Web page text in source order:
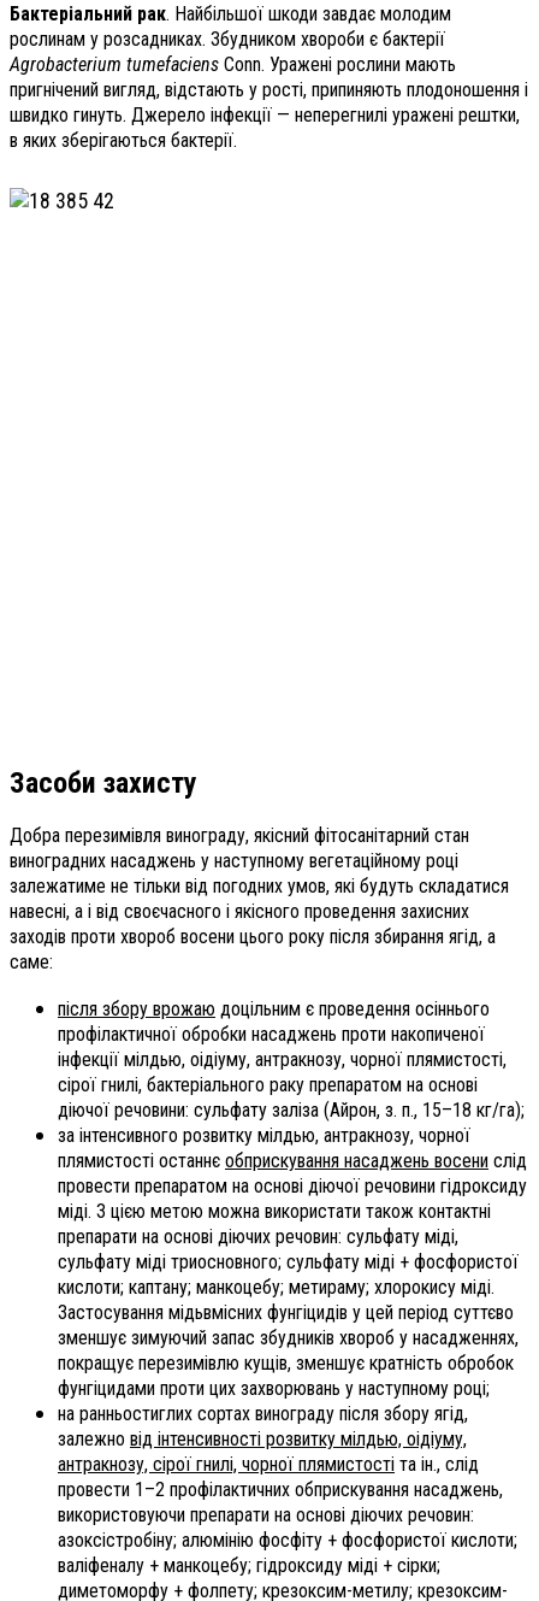
Бактеріальний рак. Найбільшої шкоди завдає молодим
рослинам у розсадниках. Збудником хвороби є бактерії
Agrobacterium tumefaciens Conn. Уражені рослини мають
пригнічений вигляд, відстають у рості, припиняють плодоношення і
швидко гинуть. Джерело інфекції — неперегнилі уражені рештки,
в яких зберігаються бактерії.
Засоби захисту
Добра перезимівля винограду, якісний фітосанітарний стан
виноградних насаджень у наступному вегетаційному році
залежатиме не тільки від погодних умов, які будуть складатися
навесні, а і від своєчасного і якісного проведення захисних
заходів проти хвороб восени цього року після збирання ягід, а
саме:
після збору врожаю доцільним є проведення осіннього
профілактичної обробки насаджень проти накопиченої
інфекції мілдью, оідіуму, антракнозу, чорної плямистості,
сірої гнилі, бактеріального раку препаратом на основі
діючої речовини: сульфату заліза (Айрон, з. п., 15–18 кг/га);
за інтенсивного розвитку мілдью, антракнозу, чорної
плямистості останнє обприскування насаджень восени слід
провести препаратом на основі діючої речовини гідроксиду
міді. З цією метою можна використати також контактні
препарати на основі діючих речовин: сульфату міді,
сульфату міді триосновного; сульфату міді + фосфористої
кислоти; каптану; манкоцебу; метираму; хлорокису міді.
Застосування мідьвмісних фунгіцидів у цей період суттєво
зменшує зимуючий запас збудників хвороб у насадженнях,
покращує перезимівлю кущів, зменшує кратність обробок
фунгіцидами проти цих захворювань у наступному році;
на ранньостиглих сортах винограду після збору ягід,
залежно від інтенсивності розвитку мілдью, оідіуму,
антракнозу, сірої гнилі, чорної плямистості та ін., слід
провести 1–2 профілактичних обприскування насаджень,
використовуючи препарати на основі діючих речовин:
азоксістробіну; алюмінію фосфіту + фосфористої кислоти;
валіфеналу + манкоцебу; гідроксиду міді + сірки;
диметоморфу + фолпету; крезоксим-метилу; крезоксим-